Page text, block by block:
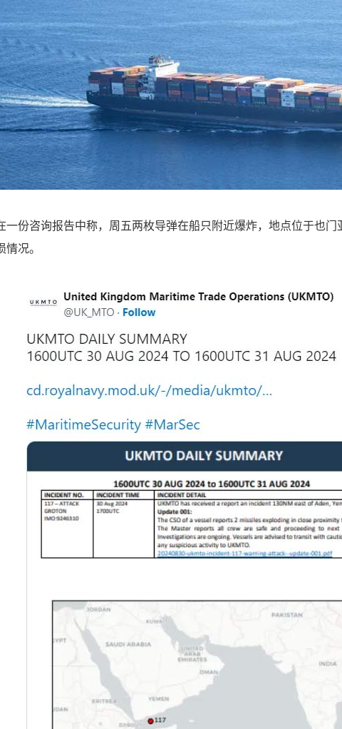
一份咨询报告中称，周五两枚导弹在船只附近爆炸，地点位于也门
况。